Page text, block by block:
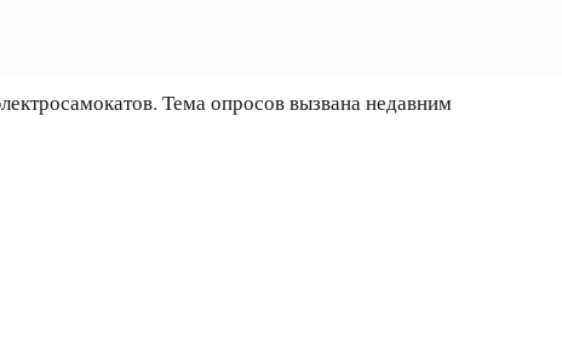
Тема опросов вызвана недавним